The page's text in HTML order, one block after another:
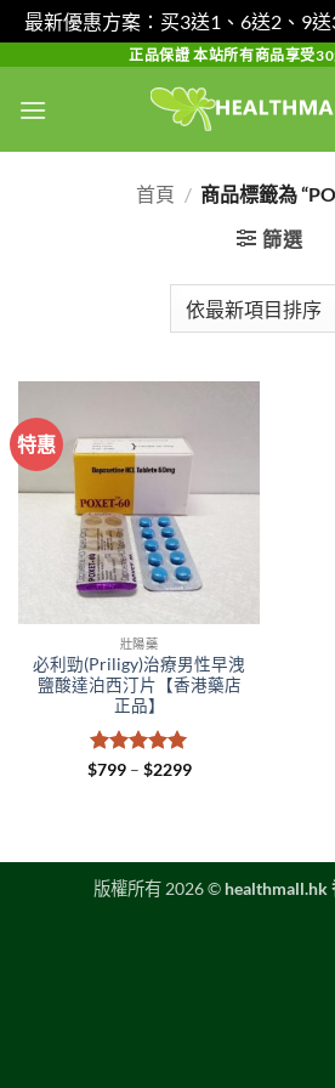
最新優惠方案：买3送1、6送2、9送
content
正品保證 本站所有商品享受
首頁 / 商品標籤為
篩選
特惠
壯陽藥
必利勁(Priligy)治療男性早洩
鹽酸達泊西汀片【香港藥店
正品】
評分 5滿
$799 – $2299Price
版權所有 2026 © healthmall.hk